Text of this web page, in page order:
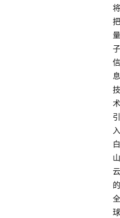
将
把
量
子
信
息
技
术
引
入
白
山
云
的
全
球